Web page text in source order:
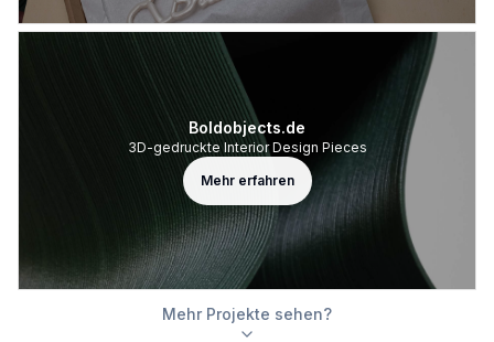
Boldobjects.de
3D-gedruckte Interior Design Pieces
Mehr erfahren
Mehr Projekte sehen?